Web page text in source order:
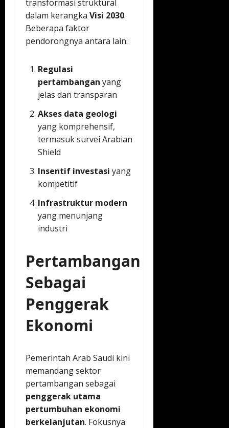
transformasi struktural
dalam kerangka Visi 2030.
Beberapa faktor
pendorongnya antara lain:
Regulasi
pertambangan yang
jelas dan transparan
Akses data geologi
yang komprehensif,
termasuk survei Arabian
Shield
Insentif investasi yang
kompetitif
Infrastruktur modern
yang menunjang
industri
Pertambangan
Sebagai
Penggerak
Ekonomi
Pemerintah Arab Saudi kini
memandang sektor
pertambangan sebagai
penggerak utama
pertumbuhan ekonomi
berkelanjutan. Fokusnya